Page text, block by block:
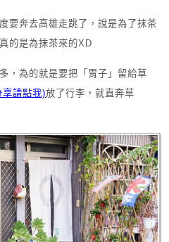
要奔去高雄走跳了，說是為了抹茶
的是為抹茶來的XD
，為的就是要把「胃子」留給草
享請點我)放了行李，就直奔草